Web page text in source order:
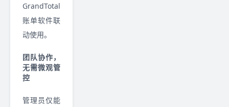
GrandTotal
账单软件联
动使用。
团队协作，
无需微观管
控
管理员仅能